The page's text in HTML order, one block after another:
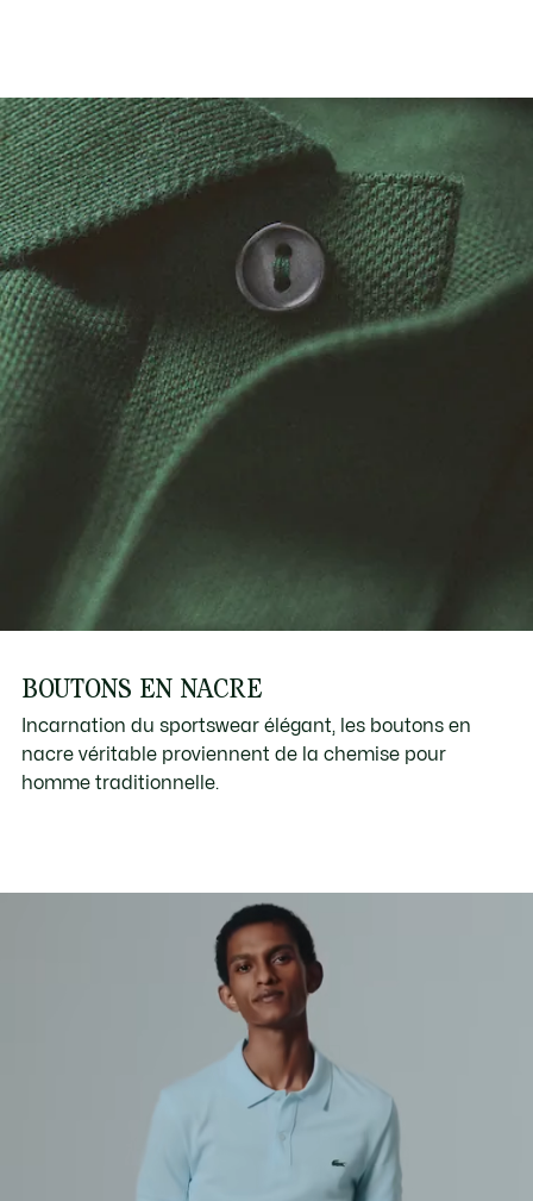
BOUTONS EN NACRE
Incarnation du sportswear élégant, les boutons en
nacre véritable proviennent de la chemise pour
homme traditionnelle.